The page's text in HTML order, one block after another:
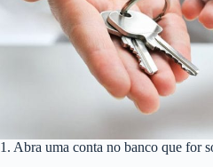
1. Abra uma conta no banco que for